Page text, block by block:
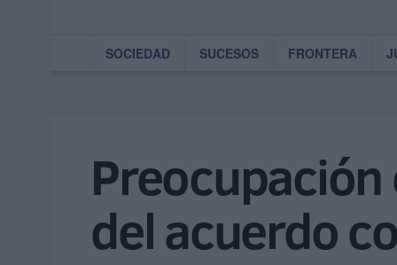
SOCIEDAD SUCESOS FRONTERA
del acuerdo